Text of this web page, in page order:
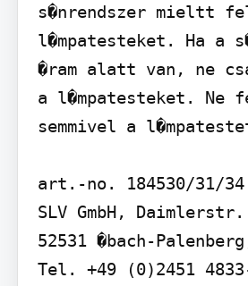
s�nrendszer mieltt
l�mpatesteket. Ha a
�ram alatt van, ne
a l�mpatesteket. Ne
semmivel a
art.-no. 184530/31/
SLV GmbH,
52531 �bach-
Tel. +49 (0)2451